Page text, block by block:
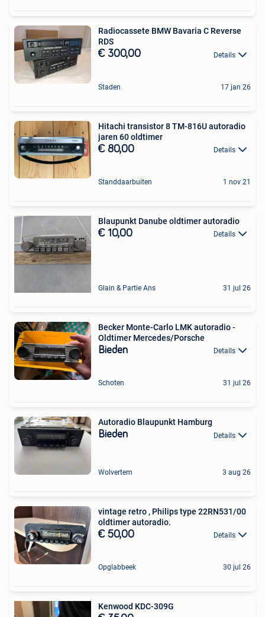
Radiocassete BMW Bavaria C Reverse
RDS
€ 300,00 Details
Staden 17 jan 26
Hitachi transistor 8 TM-816U autoradio
jaren 60 oldtimer
€ 80,00 Details
Standdaarbuiten 1 nov 21
Blaupunkt Danube oldtimer autoradio
€ 10,00 Details
Glain & Partie Ans 31 jul 26
Becker Monte-Carlo LMK autoradio -
Oldtimer Mercedes/Porsche
Bieden Details
Schoten 31 jul 26
Autoradio Blaupunkt Hamburg
Bieden Details
Wolvertem 3 aug 26
vintage retro , Philips type 22RN531/00
oldtimer autoradio.
€ 50,00 Details
Opglabbeek 30 jul 26
Kenwood KDC-309G